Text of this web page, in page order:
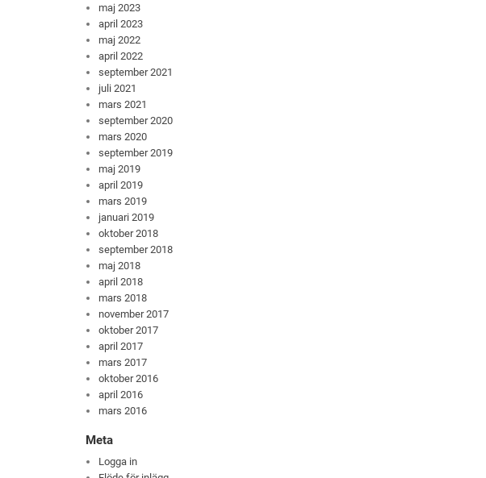
maj 2023
april 2023
maj 2022
april 2022
september 2021
juli 2021
mars 2021
september 2020
mars 2020
september 2019
maj 2019
april 2019
mars 2019
januari 2019
oktober 2018
september 2018
maj 2018
april 2018
mars 2018
november 2017
oktober 2017
april 2017
mars 2017
oktober 2016
april 2016
mars 2016
Meta
Logga in